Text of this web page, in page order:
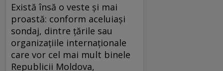
Există însă o veste şi mai
proastă: conform aceluiaşi
sondaj, dintre ţările sau
organizaţiile internaţionale
care vor cel mai mult binele
Republicii Moldova,